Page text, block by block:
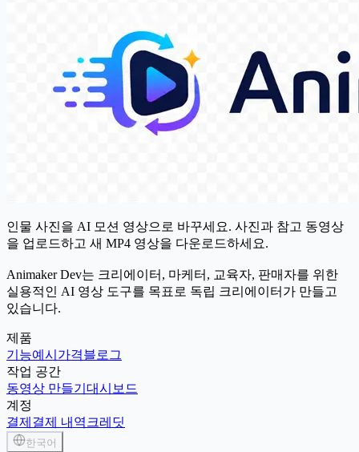
인물 사진을 AI 모션 영상으로 바꾸세요. 사진과 참고 동영상
을 업로드하고 새 MP4 영상을 다운로드하세요.
Animaker Dev는 크리에이터, 마케터, 교육자, 판매자를 위한
실용적인 AI 영상 도구를 목표로 독립 크리에이터가 만들고
있습니다.
제품
기능예시 가격블로그
작업 공간
동영상 만들기 대시보드
계정
결제 결제 내역 크레딧
한국어